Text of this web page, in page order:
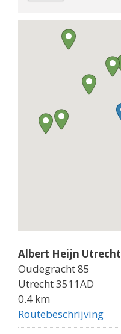
Albert Heijn Utrecht
Oudegracht 85
Utrecht 3511AD
0.4 km
Routebeschrijving